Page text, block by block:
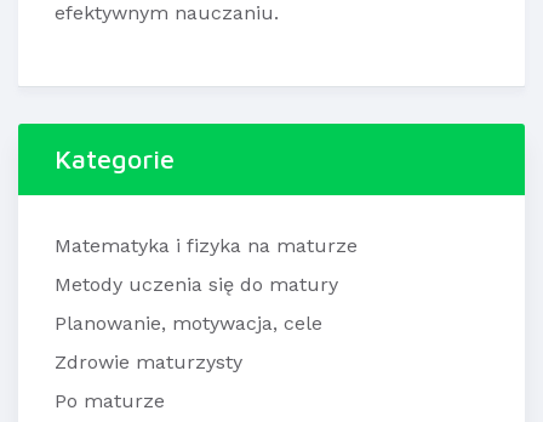
efektywnym nauczaniu.
Kategorie
Matematyka i fizyka na maturze
Metody uczenia się do matury
Planowanie, motywacja, cele
Zdrowie maturzysty
Po maturze